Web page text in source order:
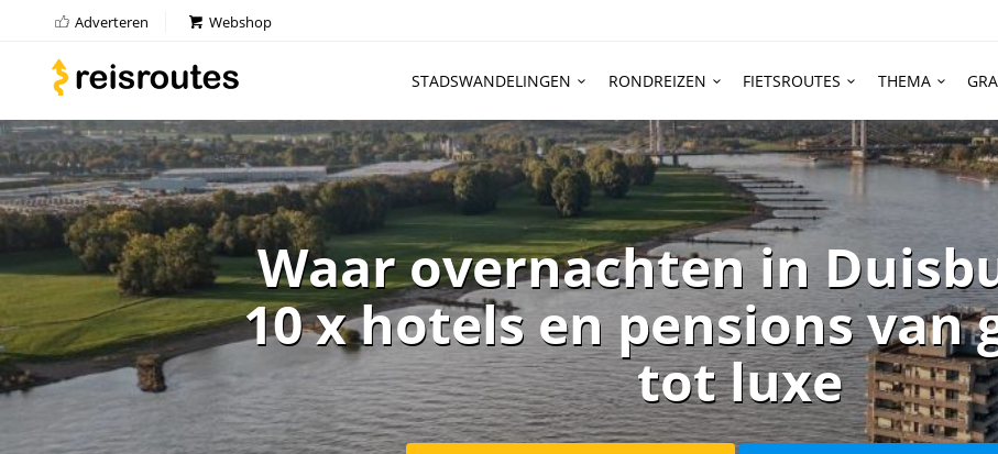
Adverteren Webshop
STADSWANDELINGEN RONDREIZEN FIETSROUTES THEMA
Waar overnachten in
10 x hotels en pensions van
tot luxe